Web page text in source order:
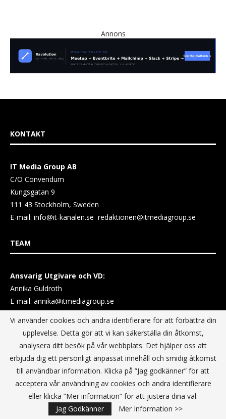
Annons
KONTAKT
IT Media Group AB
C/O Convendum
Kungsgatan 9
111 43 Stockholm, Sweden
E-mail: info@it-kanalen.se redaktionen@itmediagroup.se
TEAM
Ansvarig Utgivare och VD:
Annika Guldroth
E-mail: annika@itmediagroup.se
Data Privacy Policy
Terms & Conditions For Digital Advertising
Terms & Conditions Website conditions of use
Vi använder cookies och andra identifierare för att förbättra din
upplevelse. Detta gör att vi kan säkerställa din åtkomst,
analysera ditt besök på vår webbplats. Det hjälper oss att
erbjuda dig ett personligt anpassat innehåll och smidig åtkomst
till användbar information. Klicka på ”Jag godkänner” för att
acceptera vår användning av cookies och andra identifierare
eller klicka ”Mer information” för att justera dina val.
Jag Godkänner
Mer Information >>